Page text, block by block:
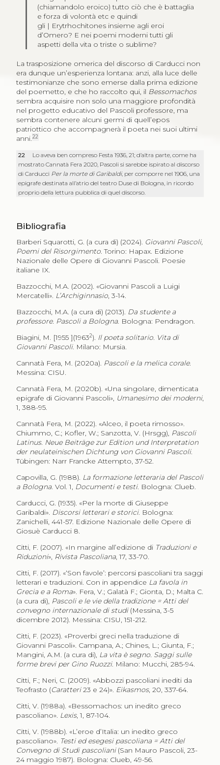
(chiamandolo eroico) tutto ciò che è battaglia
e forza di volontà etc e quindi
gli | Erytrhochitones insieme agli eroi
d’Omero? E nei poemi moderni tutti gli
aspetti della vita o triste o sublime?
La trasposizione omerica del discorso di Carducci non
era dunque un’esperienza lontana: anzi, alla luce delle
testimonianze che sono emerse dalla prima edizione
del poemetto, e che ho raccolto qui, il Bessomachos
sembra acquisire non solo una maggiore profondità
nel progetto educativo del Pascoli professore, ma
sembra contenere alcuni germi di quell’epos
patriottico che accompagnerà il poeta nei suoi ultimi
anni.22
22
Lo aveva ben compreso Festa 1936, 21; d’altra parte, come ha
mostrato Cannatà Fera 2020, Pascoli si sarebbe ispirato al discorso
di Carducci Per la morte di Garibaldi, per comporre nel 1906, una
epigrafe destinata all’atrio del teatro Duse di Bologna, in ricordo
proprio della lettura pubblica di quel discorso.
Bibliografia
Barberi Squarotti, G. (a cura di) (2024). Giovanni Pascoli,
Poemi del Risorgimento. Torino: Hapax. Edizione
Nazionale delle Opere di Giovanni Pascoli. Poesie
italiane IX.
Bazzocchi, M.A. (2002). «Giovanni Pascoli a Luigi
Mercatelli». L’Archiginnasio, 3-14.
Bazzocchi, M.A. (a cura di) (2013). Da studente a
professore. Pascoli a Bologna. Bologna: Pendragon.
Biagini, M. [1955 ](19632). Il poeta solitario. Vita di
Giovanni Pascoli. Milano: Mursia.
Cannatà Fera, M. (2020a). Pascoli e la melica corale.
Messina: CISU.
Cannatà Fera, M. (2020b). «Una singolare, dimenticata
epigrafe di Giovanni Pascoli», Umanesimo dei moderni,
1, 388-95.
Cannatà Fera, M. (2022). «Alceo, il poeta rimosso».
Chiummo, C.; Kofler, W.; Sanzotta, V. (Hrsgg), Pascoli
Latinus. Neue Beiträge zur Edition und Interpretation
der neulateinischen Dichtung von Giovanni Pascoli.
Tübingen: Narr Francke Attempto, 37-52.
Capovilla, G. (1988). La formazione letteraria del Pascoli
a Bologna. Vol. 1, Documenti e testi. Bologna: Clueb.
Carducci, G. (1935). «Per la morte di Giuseppe
Garibaldi». Discorsi letterari e storici. Bologna:
Zanichelli, 441-57. Edizione Nazionale delle Opere di
Giosuè Carducci 8.
Citti, F. (2007). «In margine all’edizione di Traduzioni e
Riduzioni», Rivista Pascoliana, 17, 33-70.
Citti, F. (2017). «‘Son favole’: percorsi pascoliani tra saggi
letterari e traduzioni. Con in appendice La favola in
Grecia e a Roma». Fera, V.; Galatà F.; Gionta, D.; Malta C.
(a cura di), Pascoli e le vie della tradizione = Atti del
convegno internazionale di studi(Messina, 3-5
dicembre 2012). Messina: CISU, 151-212.
Citti, F. (2023). «Proverbi greci nella traduzione di
Giovanni Pascoli». Campana, A.; Chines, L.; Giunta, F.;
Mangini, A.M. (a cura di), La vita è segno. Saggi sulle
forme brevi per Gino Ruozzi. Milano: Mucchi, 285-94.
Citti, F.; Neri, C. (2009). «Abbozzi pascoliani inediti da
Teofrasto (Caratteri23 e 24)». Eikasmos, 20, 337-64.
Citti, V. (1988a). «Bessomachos: un inedito greco
pascoliano». Lexis, 1, 87-104.
Citti, V. (1988b). «L’eroe d’Italia: un inedito greco
pascoliano». Testi ed esegesi pascoliana = Atti del
Convegno di Studi pascoliani(San Mauro Pascoli, 23-
24 maggio 1987). Bologna: Clueb, 49-56.